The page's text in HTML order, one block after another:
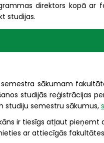
direktors kopā ar
studijas.
sākumam
studijās reģistrācijas
studiju semestru sākumus,
ir tiesīgs atļaut
ar attiecīgās